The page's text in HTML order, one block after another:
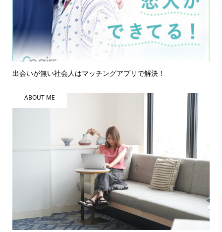
出会いが無い社会人はマッチングアプリで解決！
ABOUT ME